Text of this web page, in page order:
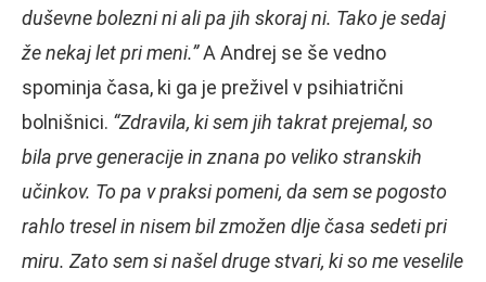
duševne bolezni ni ali pa jih skoraj ni. Tako je sedaj
že nekaj let pri meni.”A Andrej se še vedno
spominja časa, ki ga je preživel v psihiatrični
bolnišnici. “Zdravila, ki sem jih takrat prejemal, so
bila prve generacije in znana po veliko stranskih
učinkov. To pa v praksi pomeni, da sem se pogosto
rahlo tresel in nisem bil zmožen dlje časa sedeti pri
miru. Zato sem si našel druge stvari, ki so me veselile